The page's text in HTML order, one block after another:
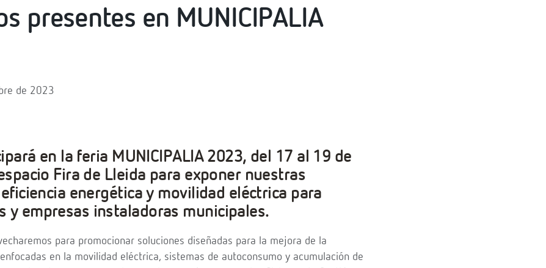
presentes en MUNICIPALIA
de 2023
en la feria MUNICIPALIA 2023, del 17 al 19 de
Fira de Lleida para exponer nuestras
energética y movilidad eléctrica para
y empresas instaladoras municipales.
para promocionar soluciones diseñadas para la mejora de la
en la movilidad eléctrica, sistemas de autoconsumo y acumulación de